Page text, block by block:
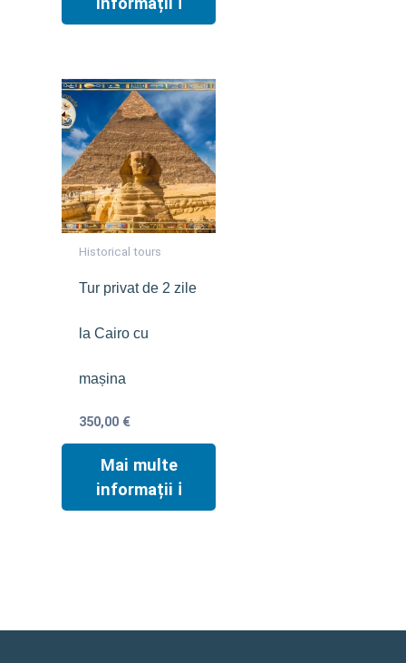
Historical tours
Tur privat de 2 zile
la Cairo cu
mașina
350,00 €
Mai multe
informații ℹ︎